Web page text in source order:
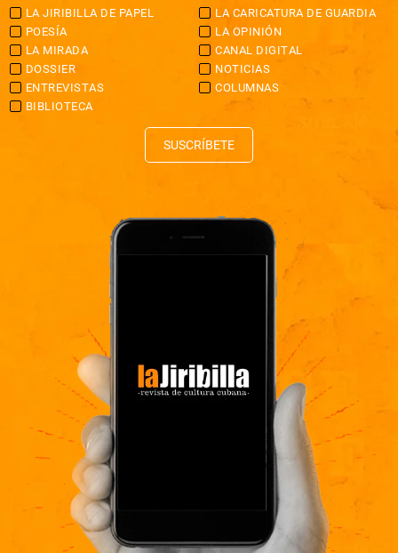
LA JIRIBILLA DE PAPEL
LA CARICATURA DE GUARDIA
POESÍA
LA OPINIÓN
LA MIRADA
CANAL DIGITAL
DOSSIER
NOTICIAS
ENTREVISTAS
COLUMNAS
BIBLIOTECA
SUSCRÍBETE